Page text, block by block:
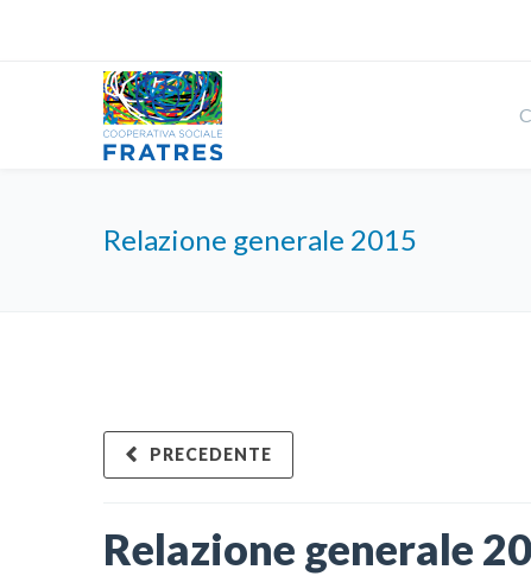
Relazione generale 2015
PRECEDENTE
Relazione generale